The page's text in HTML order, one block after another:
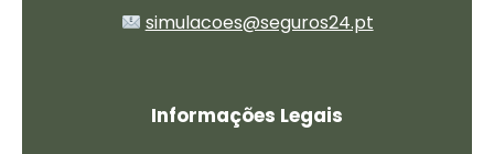
simulacoes@seguros24.pt
Informações Legais
forneço é baseada em inteligência
artificial e pode não estar correcta.